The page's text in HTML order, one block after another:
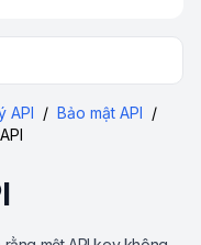
API / Bảo mật API /